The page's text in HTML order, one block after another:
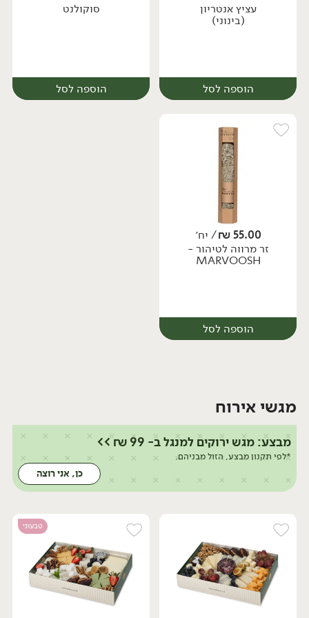
יח׳ יח׳
עציץ אנטריון
(בינוני)
הוספה לסל
יח׳
סוקולנט
הוספה לסל
55.00
₪/ יח׳
זר מרווה לטיהור -
MARVOOSH
הוספה לסל
יח׳
מגשי אירוח
מבצע: מגש ירוקים למנגל ב- 99 ₪ >>
*לפי תקנון מבצע, הזול מבניהם.
כן, אני רוצה
טבעוני